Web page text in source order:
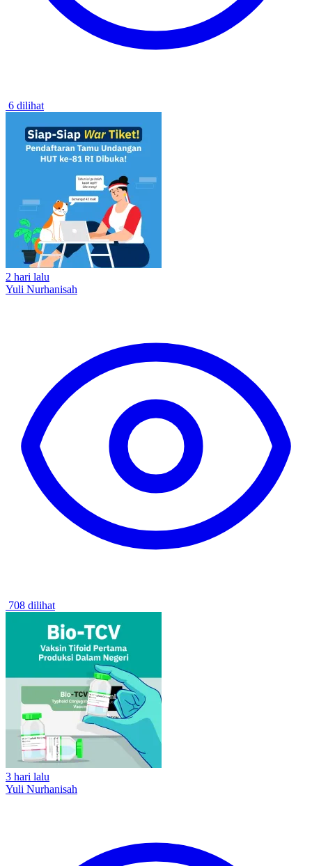
6 dilihat
2 hari lalu
Yuli Nurhanisah
708 dilihat
3 hari lalu
Yuli Nurhanisah